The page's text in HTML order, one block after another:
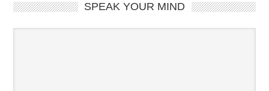
SPEAK YOUR MIND